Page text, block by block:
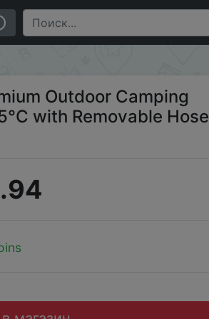
Shower Head Home Use
Outdoor Camping
with Removable Hose